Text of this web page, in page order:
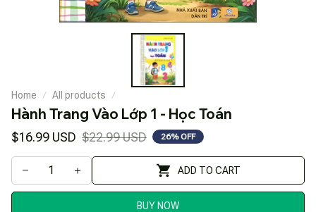
Home All products
Hành Trang Vào Lớp 1 - Học Toán
$16.99 USD $22.99 USD 26% OFF
ADD TO CART
BUY NOW